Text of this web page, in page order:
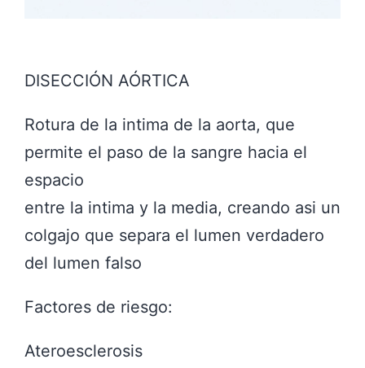
DISECCIÓN AÓRTICA
Rotura de la intima de la aorta, que
permite el paso de la sangre hacia el
espacio
entre la intima y la media, creando asi un
colgajo que separa el lumen verdadero
del lumen falso
Factores de riesgo:
Ateroesclerosis